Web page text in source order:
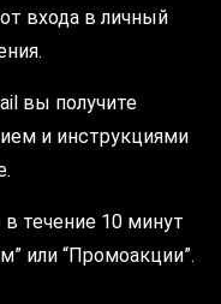
входа в личный
вы получите
и инструкциями
течение 10 минут
или “Промоакции”.